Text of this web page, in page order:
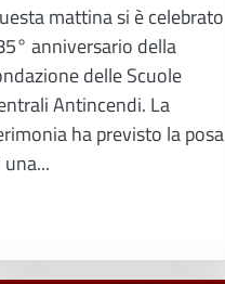
mattina si è celebrato
anniversario della
delle Scuole
Antincendi. La
ha previsto la posa
una...